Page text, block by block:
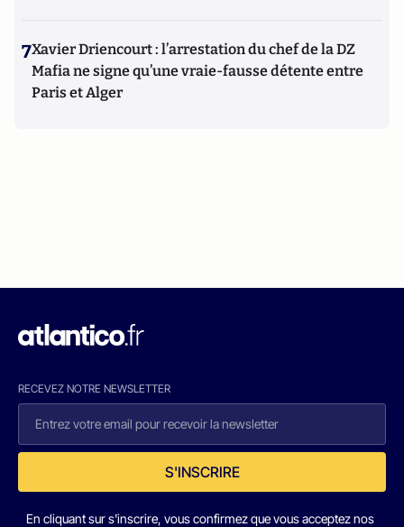
7Xavier Driencourt : l’arrestation du chef de la DZ
Mafia ne signe qu’une vraie-fausse détente entre
Paris et Alger
RECEVEZ NOTRE NEWSLETTER
S'INSCRIRE
En cliquant sur s'inscrire, vous confirmez que vous acceptez nos